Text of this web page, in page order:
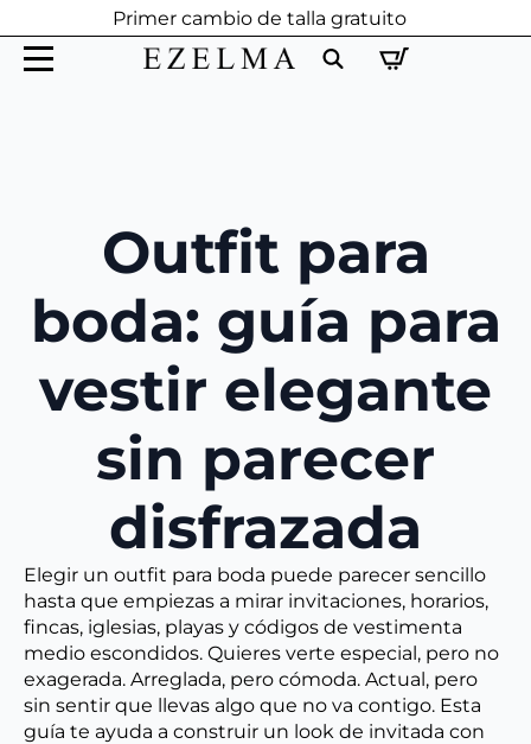
Primer cambio de talla gratuito
Outfit para
boda: guía para
vestir elegante
sin parecer
disfrazada
Elegir un outfit para boda puede parecer sencillo
hasta que empiezas a mirar invitaciones, horarios,
fincas, iglesias, playas y códigos de vestimenta
medio escondidos. Quieres verte especial, pero no
exagerada. Arreglada, pero cómoda. Actual, pero
sin sentir que llevas algo que no va contigo. Esta
guía te ayuda a construir un look de invitada con